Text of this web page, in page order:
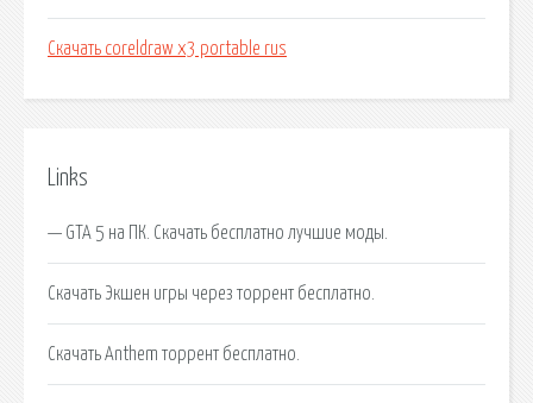
Скачать coreldraw x3 portable rus
Links
— GTA 5 на ПК. Скачать бесплатно лучшие моды.
Скачать Экшен игры через торрент бесплатно.
Скачать Anthem торрент бесплатно.